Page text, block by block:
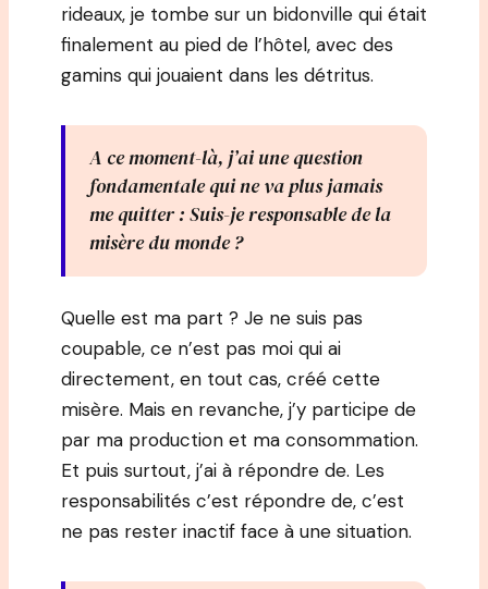
rideaux, je tombe sur un bidonville qui était
finalement au pied de l’hôtel, avec des
gamins qui jouaient dans les détritus.
A ce moment-là, j’ai une question
fondamentale qui ne va plus jamais
me quitter : Suis-je responsable de la
misère du monde ?
Quelle est ma part ? Je ne suis pas
coupable, ce n’est pas moi qui ai
directement, en tout cas, créé cette
misère. Mais en revanche, j’y participe de
par ma production et ma consommation.
Et puis surtout, j’ai à répondre de. Les
responsabilités c’est répondre de, c’est
ne pas rester inactif face à une situation.